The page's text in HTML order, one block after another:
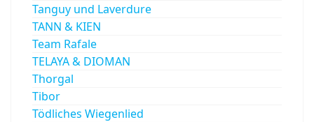
Tanguy und Laverdure
TANN & KIEN
Team Rafale
TELAYA & DIOMAN
Thorgal
Tibor
Tödliches Wiegenlied